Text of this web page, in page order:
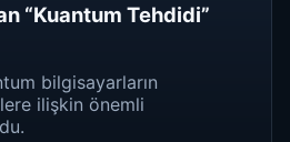
“Kuantum Tehdidi”
bilgisayarların
ilişkin önemli